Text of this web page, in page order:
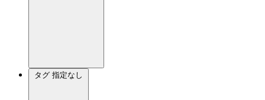
タグ 指定なし